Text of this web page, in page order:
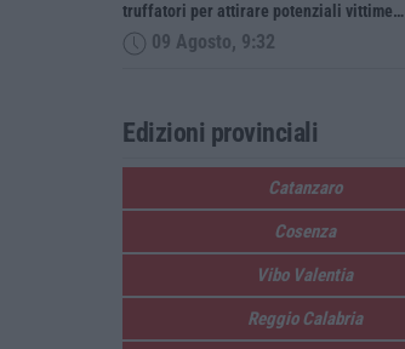
truffatori per attirare potenziali vittime…
09 Agosto, 9:32
Edizioni provinciali
Catanzaro
Cosenza
Vibo Valentia
Reggio Calabria